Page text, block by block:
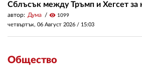
Сблъсък между Тръмп и Хегсет за
автор: Дума visibility 1099
четвъртък, 06 Август 2026 / 15:03
Общество